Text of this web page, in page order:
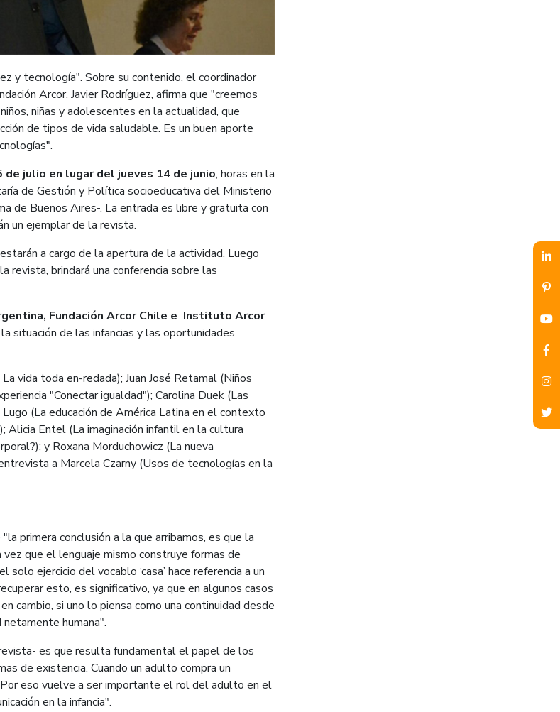
y tecnología". Sobre su contenido, el coordinador
Arcor, Javier Rodríguez, afirma que "creemos
niñas y adolescentes en la actualidad, que
de tipos de vida saludable. Es un buen aporte
julio en lugar del jueves 14 de junio, horas en la
de Gestión y Política socioeducativa del Ministerio
de Buenos Aires-. La entrada es libre y gratuita con
un ejemplar de la revista.
a cargo de la apertura de la actividad. Luego
revista, brindará una conferencia sobre las
Fundación Arcor Chile e Instituto Arcor
situación de las infancias y las oportunidades
vida toda en-redada); Juan José Retamal (Niños
"Conectar igualdad"); Carolina Duek (Las
(La educación de América Latina en el contexto
Alicia Entel (La imaginación infantil en la cultura
y Roxana Morduchowicz (La nueva
a Marcela Czarny (Usos de tecnologías en la
"la primera conclusión a la que arribamos, es que la
que el lenguaje mismo construye formas de
ejercicio del vocablo ‘casa’ hace referencia a un
esto, es significativo, ya que en algunos casos
cambio, si uno lo piensa como una continuidad desde
humana".
es que resulta fundamental el papel de los
de existencia. Cuando un adulto compra un
eso vuelve a ser importante el rol del adulto en el
en la infancia".